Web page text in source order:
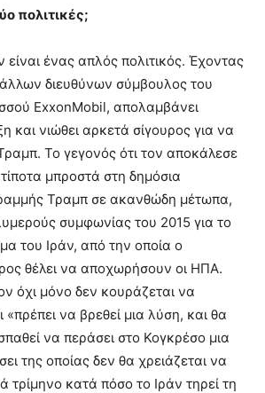
πολιτικές;
είναι ένας απλός πολιτικός. Έχοντας
άλλων διευθύνων σύμβουλος του
ExxonMobil, απολαμβάνει
και νιώθει αρκετά σίγουρος για να
Το γεγονός ότι τον αποκάλεσε
μπροστά στη δημόσια
Τραμπ σε ακανθώδη μέτωπα,
συμφωνίας του 2015 για το
του Ιράν, από την οποία ο
θέλει να αποχωρήσουν οι ΗΠΑ.
όχι μόνο δεν κουράζεται να
να βρεθεί μια λύση, και θα
να περάσει στο Κογκρέσο μια
της οποίας δεν θα χρειάζεται να
τρίμηνο κατά πόσο το Ιράν τηρεί τη